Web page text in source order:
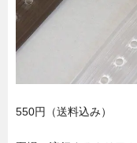
550円（送料込み）